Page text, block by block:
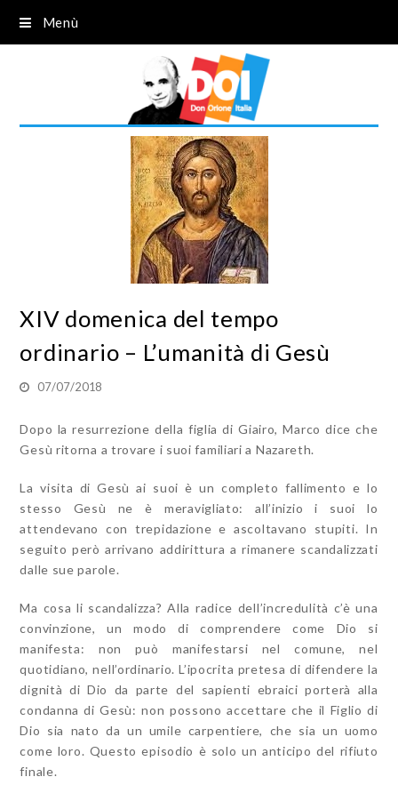
Menù
XIV domenica del tempo
ordinario – L’umanità di Gesù
07/07/2018
Dopo la resurrezione della figlia di Giairo, Marco dice che
Gesù ritorna a trovare i suoi familiari a Nazareth.
La visita di Gesù ai suoi è un completo fallimento e lo
stesso Gesù ne è meravigliato: all’inizio i suoi lo
attendevano con trepidazione e ascoltavano stupiti. In
seguito però arrivano addirittura a rimanere scandalizzati
dalle sue parole.
Ma cosa li scandalizza? Alla radice dell’incredulità c’è una
convinzione, un modo di comprendere come Dio si
manifesta: non può manifestarsi nel comune, nel
quotidiano, nell’ordinario. L’ipocrita pretesa di difendere la
dignità di Dio da parte del sapienti ebraici porterà alla
condanna di Gesù: non possono accettare che il Figlio di
Dio sia nato da un umile carpentiere, che sia un uomo
come loro. Questo episodio è solo un anticipo del rifiuto
finale.